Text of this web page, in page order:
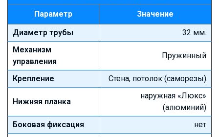
Параметр
Значение
Диаметр трубы
32 мм.
Механизм
управления
Пружинный
Крепление Стена, потолок (саморезы)
Нижняя планка
наружная «Люкс»
(алюминий)
Боковая фиксация
нет